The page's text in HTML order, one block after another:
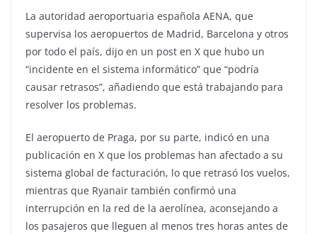
La autoridad aeroportuaria española AENA, que
supervisa los aeropuertos de Madrid, Barcelona y otros
por todo el país, dijo en un post en X que hubo un
“incidente en el sistema informático” que “podría
causar retrasos”, añadiendo que está trabajando para
resolver los problemas.
El aeropuerto de Praga, por su parte, indicó en una
publicación en X que los problemas han afectado a su
sistema global de facturación, lo que retrasó los vuelos,
mientras que Ryanair también confirmó una
interrupción en la red de la aerolínea, aconsejando a
los pasajeros que lleguen al menos tres horas antes de